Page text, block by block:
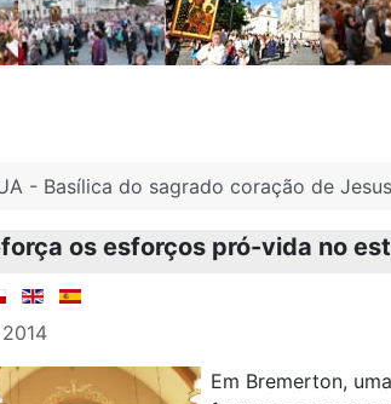
- Basílica do sagrado coração de
os esforços pró-vida no
Em Bremerton,